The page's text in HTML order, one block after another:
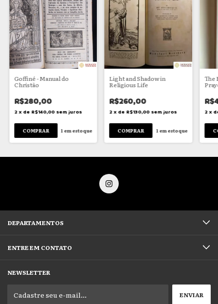
Goffiné - Manual do
Christão
R$280,00
2 x de R$140,00 sem juros
1 em estoque
Light and Shadow in
Religious Life
R$260,00
2 x de R$130,00 sem juros
1 em estoque
The
2 x
DEPARTAMENTOS
ENTRE EM CONTATO
NEWSLETTER